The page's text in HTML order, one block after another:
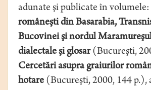
adunate şi publicate în volumele:
româneşti din Basarabia,
Bucovinei şi nordul
dialectale şi glosar(Bucureşti,
Cercetări asupra graiurilor
hotare (Bucureşti, 2000, 144 p.),